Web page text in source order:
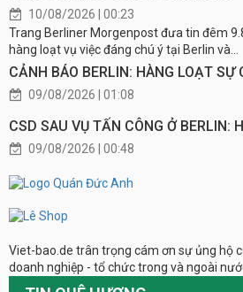
10/08/2026 | 00:23
Trang Berliner Morgenpost đưa tin đêm
hàng loạt vụ việc đáng chú ý tại Berlin và...
CẢNH BÁO BERLIN: HÀNG LOẠT SỰ
09/08/2026 | 01:08
CSD SAU VỤ TẤN CÔNG Ở BERLIN:
09/08/2026 | 00:48
Viet-bao.de trân trọng cám ơn sự ủng hộ
doanh nghiệp - tổ chức trong và ngoài